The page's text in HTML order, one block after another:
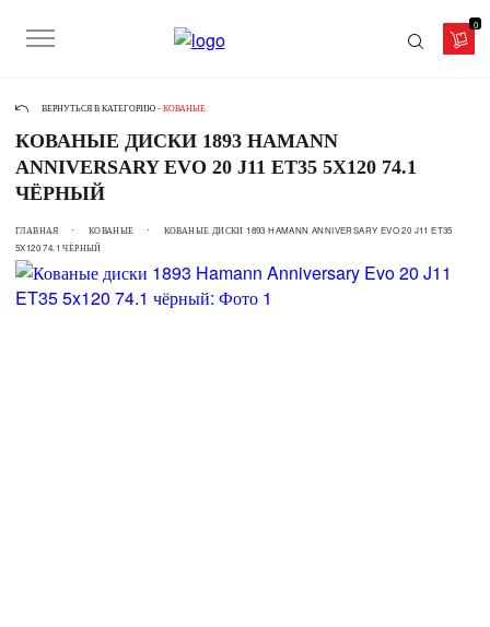
0
ВЕРНУТЬСЯ В КАТЕГОРИЮ - КОВАНЫЕ
КОВАНЫЕ ДИСКИ 1893 HAMANN
ANNIVERSARY EVO 20 J11 ET35 5X120 74.1
ЧЁРНЫЙ
ГЛАВНАЯ КОВАНЫЕ
КОВАНЫЕ ДИСКИ 1893 HAMANN ANNIVERSARY EVO 20 J11 ET35
5X120 74.1 ЧЁРНЫЙ